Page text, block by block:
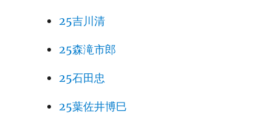
25吉川清
25森滝市郎
25石田忠
25葉佐井博巳